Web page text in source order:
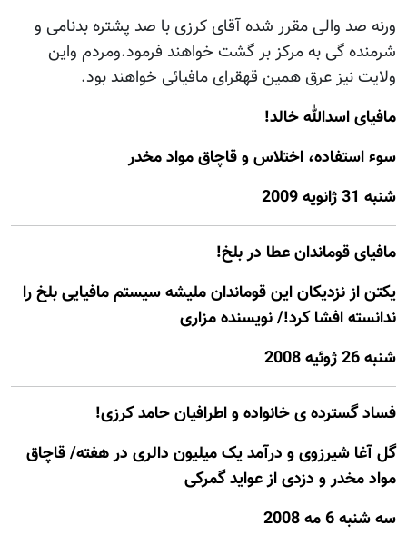
ورنه صد والی مقرر شده آقای کرزی با صد پشتره بدنامی و
شرمنده گی به مرکز بر گشت خواهند فرمود.ومردم واین
ولایت نیز عرق همین قهقرای مافیائی خواهند بود.
مافیای اسدالله خالد!
سوء استفاده، اختلاس و قاچاق مواد مخدر
شنبه 31 ژانويه 2009
مافیای قوماندان عطا در بلخ!
یکتن از نزدیکان این قوماندان ملیشه سیستم مافیایی بلخ را
ندانسته افشا کرد!/ نویسنده مزاری
شنبه 26 ژوئيه 2008
فساد گسترده ی خانواده و اطرافيان حامد کرزی!
گل آغا شيرزوی و درآمد يک ميليون دالری در هفته/ قاچاق
مواد مخدر و دزدی از عوايد گمرکی
سه شنبه 6 مه 2008